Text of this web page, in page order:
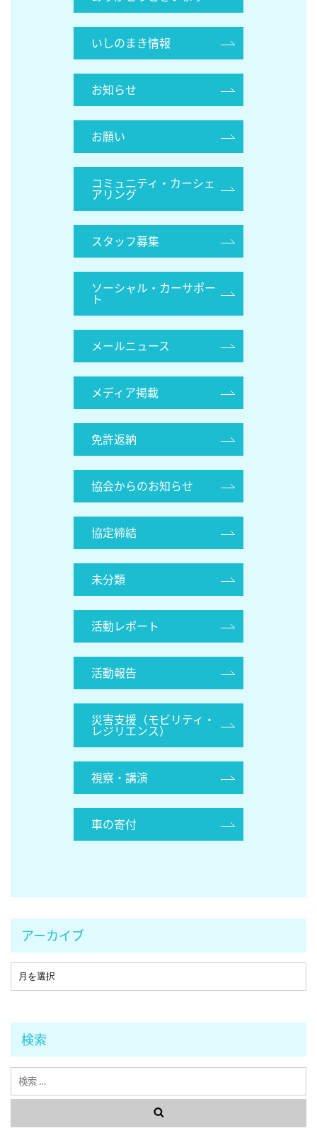
いしのまき情報
お知らせ
お願い
コミュニティ・カーシェ
アリング
スタッフ募集
ソーシャル・カーサポー
ト
メールニュース
メディア掲載
免許返納
協会からのお知らせ
協定締結
未分類
活動レポート
活動報告
災害支援（モビリティ・
レジリエンス）
視察・講演
車の寄付
アーカイブ
検索
索